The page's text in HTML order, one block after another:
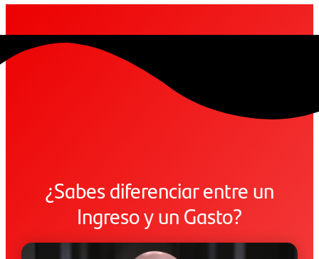
¿Sabes diferenciar entre un
Ingreso y un Gasto?